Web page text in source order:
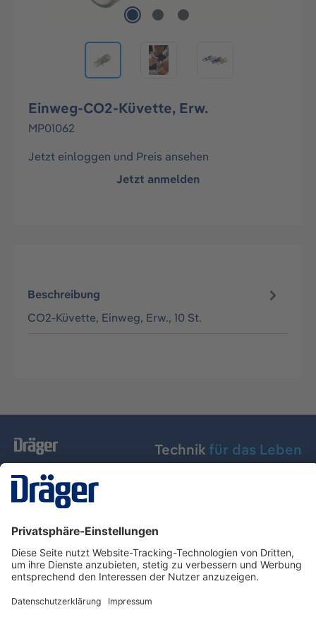
Einweg-CO2-Küvette, Erw.
MP01062
Jetzt einloggen und Preis ansehen
Jetzt anmelden
Beschreibung
CO2-Küvette, Einweg, Erw., 10 St.
Technik für das Leben
Dräger Austria GmbH
Über Dräger
Informationen